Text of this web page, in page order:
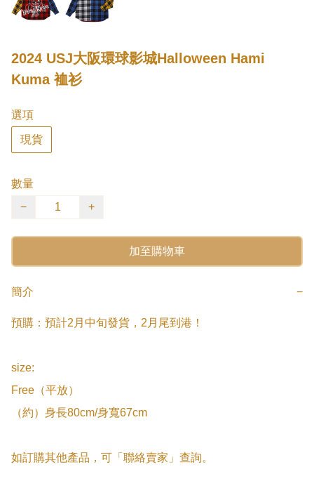
2024 USJ大阪環球影城Halloween Hami
Kuma 裇衫
選項
現貨
數量
−
+
加至購物車
簡介 −
預購：預計2月中旬發貨，2月尾到港！
size:
Free（平放）
（約）身長80cm/身寬67cm
如訂購其他產品，可「聯絡賣家」查詢。